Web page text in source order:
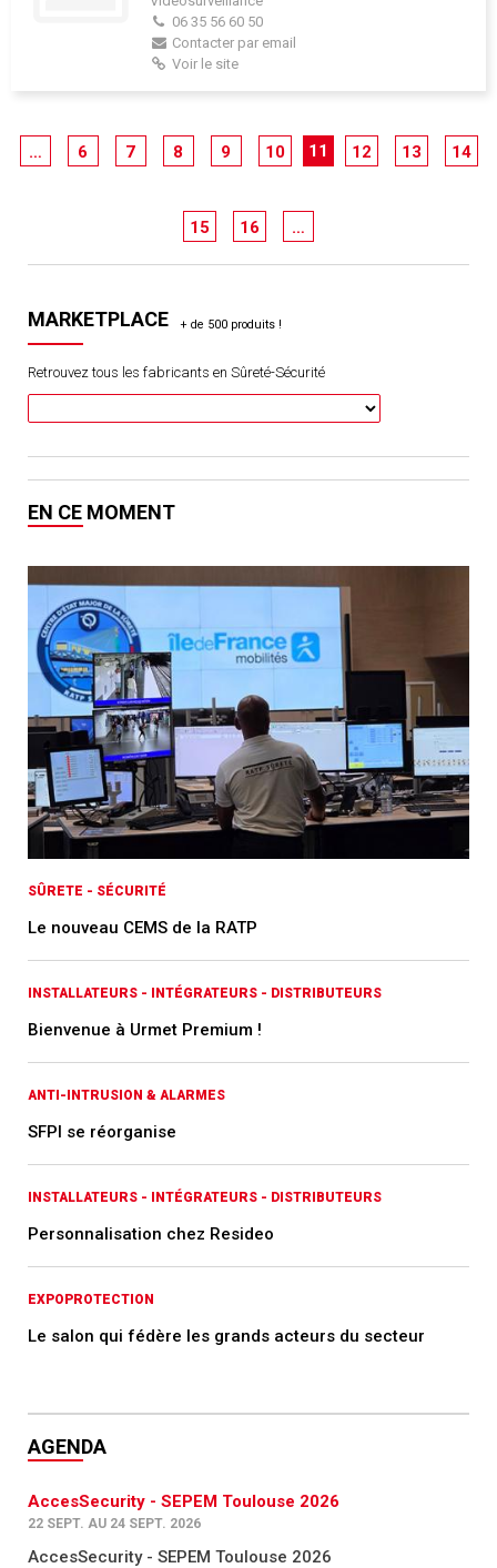
06 35 56 60 50
Contacter par email
Voir le site
… 6 7 8 9 10 11 12 13 14
15 16 …
MARKETPLACE
Retrouvez tous les fabricants en Sûreté-Sécurité
EN CE MOMENT
SÛRETE - SÉCURITÉ
Le nouveau CEMS de la RATP
INSTALLATEURS - INTÉGRATEURS - DISTRIBUTEURS
Bienvenue à Urmet Premium !
ANTI-INTRUSION & ALARMES
SFPI se réorganise
INSTALLATEURS - INTÉGRATEURS - DISTRIBUTEURS
Personnalisation chez Resideo
EXPOPROTECTION
Le salon qui fédère les grands acteurs du secteur
AGENDA
AccesSecurity - SEPEM Toulouse 2026
22 SEPT. AU 24 SEPT. 2026
AccesSecurity - SEPEM Toulouse 2026